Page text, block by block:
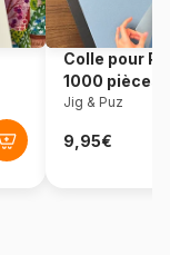
Colle pour
1000 pièces
Jig & Puz